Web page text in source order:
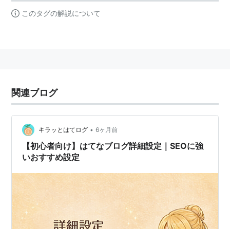
このタグの解説について
関連ブログ
キラッとはてログ • 6ヶ月前
【初心者向け】はてなブログ詳細設定｜SEOに強
いおすすめ設定